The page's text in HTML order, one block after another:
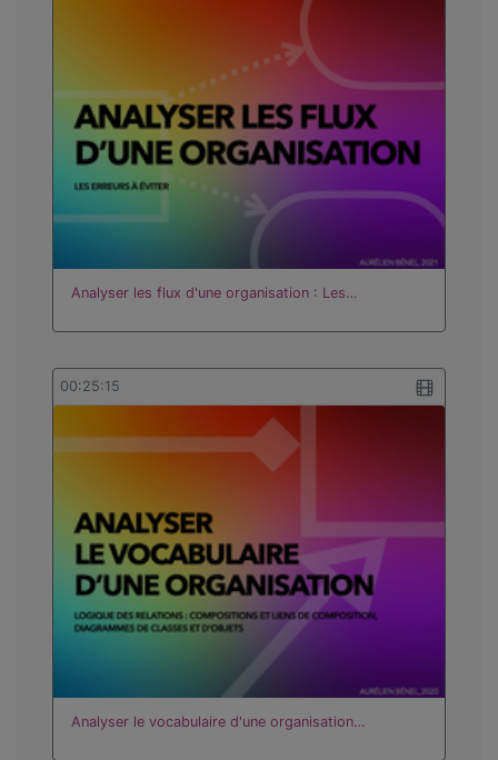
Analyser les flux d'une organisation : Les…
00:25:15
Analyser le vocabulaire d'une organisation…